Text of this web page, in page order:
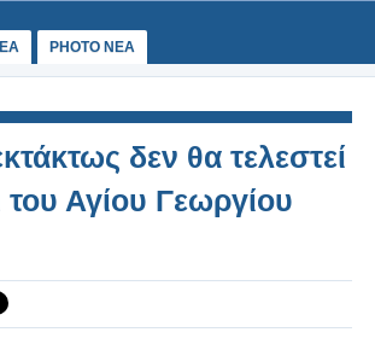
PHOTO NEA
δεν θα τελεστεί
του Αγίου Γεωργίου